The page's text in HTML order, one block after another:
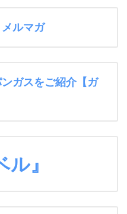
メルマガ
ガスをご紹介【ガ
ル』